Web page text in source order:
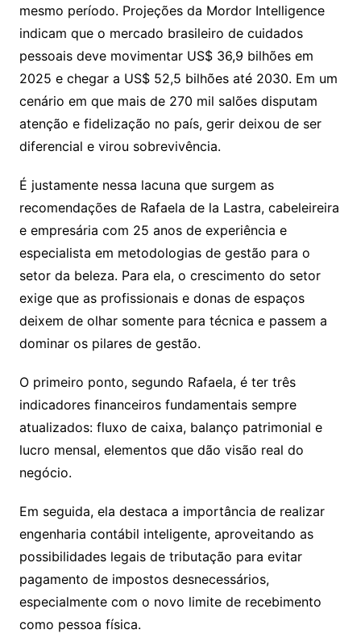
mesmo período. Projeções da Mordor Intelligence
indicam que o mercado brasileiro de cuidados
pessoais deve movimentar US$ 36,9 bilhões em
2025 e chegar a US$ 52,5 bilhões até 2030. Em um
cenário em que mais de 270 mil salões disputam
atenção e fidelização no país, gerir deixou de ser
diferencial e virou sobrevivência.
É justamente nessa lacuna que surgem as
recomendações de Rafaela de la Lastra, cabeleireira
e empresária com 25 anos de experiência e
especialista em metodologias de gestão para o
setor da beleza. Para ela, o crescimento do setor
exige que as profissionais e donas de espaços
deixem de olhar somente para técnica e passem a
dominar os pilares de gestão.
O primeiro ponto, segundo Rafaela, é ter três
indicadores financeiros fundamentais sempre
atualizados: fluxo de caixa, balanço patrimonial e
lucro mensal, elementos que dão visão real do
negócio.
Em seguida, ela destaca a importância de realizar
engenharia contábil inteligente, aproveitando as
possibilidades legais de tributação para evitar
pagamento de impostos desnecessários,
especialmente com o novo limite de recebimento
como pessoa física.